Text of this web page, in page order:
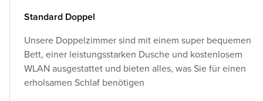
Standard Doppel
Unsere Doppelzimmer sind mit einem super bequemen
Bett, einer leistungsstarken Dusche und kostenlosem
WLAN ausgestattet und bieten alles, was Sie für einen
erholsamen Schlaf benötigen